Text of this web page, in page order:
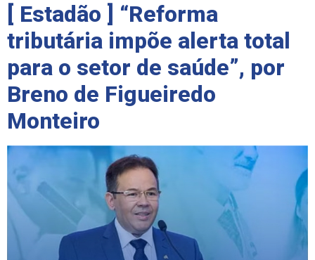
[ Estadão ] “Reforma
tributária impõe alerta total
para o setor de saúde”, por
Breno de Figueiredo
Monteiro